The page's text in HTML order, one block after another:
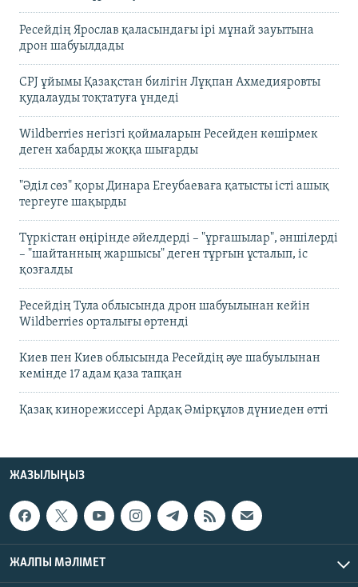
Ресейдің Ярослав қаласындағы ірі мұнай зауытына
дрон шабуылдады
CPJ ұйымы Қазақстан билігін Лұқпан Ахмедияровты
қудалауды тоқтатуға үндеді
Wildberries негізгі қоймаларын Ресейден көшірмек
деген хабарды жоққа шығарды
"Әділ сөз" қоры Динара Егеубаеваға қатысты істі ашық
тергеуге шақырды
Түркістан өңірінде әйелдерді – "ұрғашылар", әншілерді
– "шайтанның жаршысы" деген тұрғын ұсталып, іс
қозғалды
Ресейдің Тула облысында дрон шабуылынан кейін
Wildberries орталығы өртенді
Киев пен Киев облысында Ресейдің әуе шабуылынан
кемінде 17 адам қаза тапқан
Қазақ кинорежиссері Ардақ Әмірқұлов дүниеден өтті
ЖАЗЫЛЫҢЫЗ
ЖАЛПЫ МӘЛІМЕТ